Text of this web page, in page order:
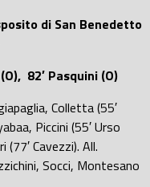
di San Benedetto
82′ Pasquini (O)
Colletta (55′
Piccini (55′ Urso
Cavezzi). All.
Socci, Montesano